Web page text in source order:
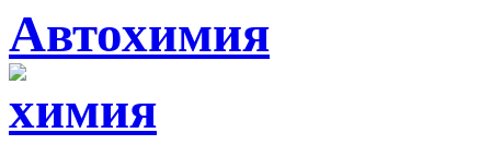
Автохимия